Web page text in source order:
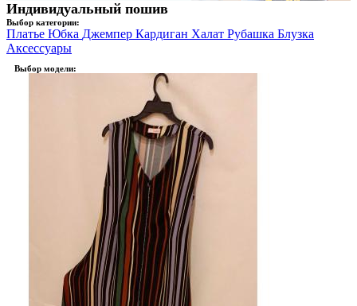
Индивидуальный пошив
Выбор категории:
Платье Юбка Джемпер Кардиган Халат Рубашка Блузка
Аксессуары
Выбор модели: